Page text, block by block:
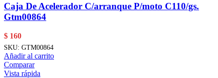
Caja De Acelerador C/arranque P/moto C110/gs.
Gtm00864
$ 160
SKU: GTM00864
Añadir al carrito
Comparar
Vista rápida